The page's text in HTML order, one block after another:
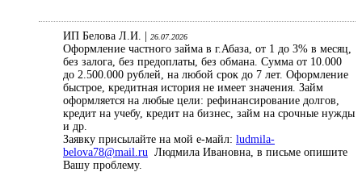
ИП Белова Л.И. | 26.07.2026
Оформление частного займа в г.Абаза, от 1 до 3% в месяц,
без залога, без предоплаты, без обмана. Сумма от 10.000
до 2.500.000 рублей, на любой срок до 7 лет. Оформление
быстрое, кредитная история не имеет значения. Займ
оформляется на любые цели: рефинансирование долгов,
кредит на учебу, кредит на бизнес, займ на срочные нужды
и др.
Заявку присылайте на мой е-майл: ludmila-
belova78@mail.ru Людмила Ивановна, в письме опишите
Вашу проблему.